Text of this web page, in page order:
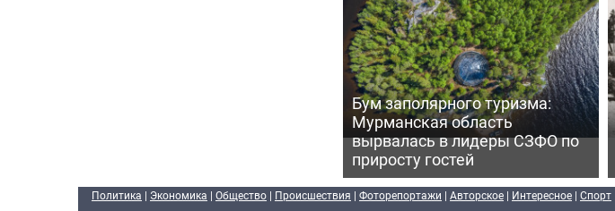
Бум заполярного туризма:
Мурманская область
вырвалась в лидеры СЗФО по
приросту гостей
Политика | Экономика | Общество | Происшествия | Фоторепортажи | Авторское | Интересное | Спорт